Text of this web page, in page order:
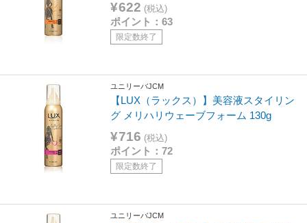
¥622 (税込)
ポイント：63
限定数終了
ユニリーバJCM
【LUX（ラックス）】美容液スタイリン
グ メリハリウェーブフォーム 130g
¥716 (税込)
ポイント：72
限定数終了
ユニリーバJCM